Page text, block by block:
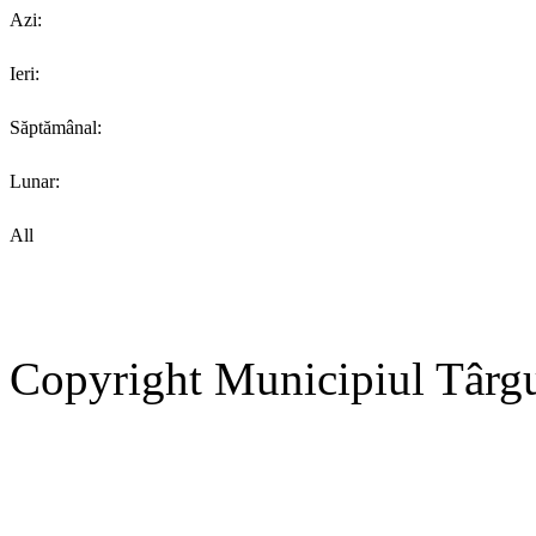
Azi:
Ieri:
Săptămânal:
Lunar:
All
Copyright Municipiul